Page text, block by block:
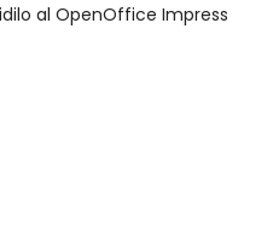
al OpenOffice Impress